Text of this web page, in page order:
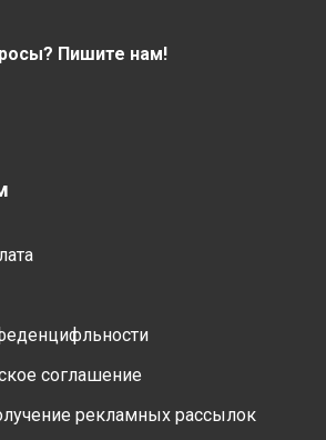
Пишите нам!
соглашение
рекламных рассылок